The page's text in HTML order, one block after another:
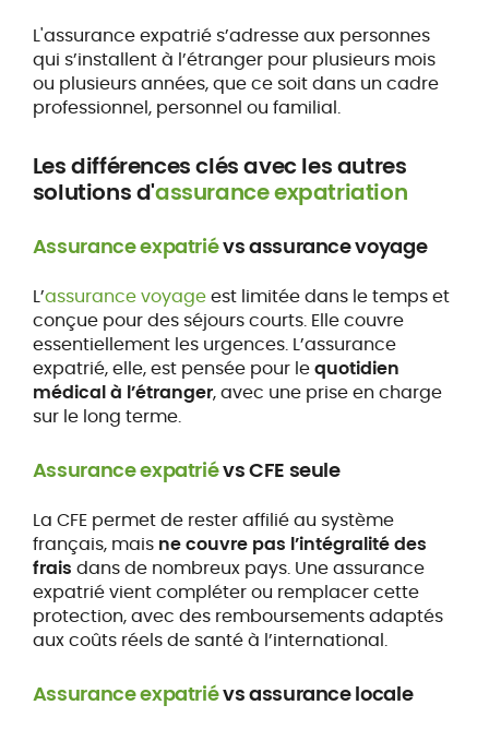
L'assurance expatrié s’adresse aux personnes
qui s’installent à l’étranger pour plusieurs mois
ou plusieurs années, que ce soit dans un cadre
professionnel, personnel ou familial.
Les différences clés avec les autres
solutions d'assurance expatriation
Assurance expatriévs assurance voyage
L’assurance voyageest limitée dans le temps et
conçue pour des séjours courts. Elle couvre
essentiellement les urgences. L’assurance
expatrié, elle, est pensée pour lequotidien
médical à l’étranger, avec une prise en charge
sur le long terme.
Assurance expatriévs CFE seule
La CFE permet de rester affilié au système
français, mais ne couvre pas l’intégralité des
frais dans de nombreux pays. Une assurance
expatrié vient compléter ou remplacer cette
protection, avec des remboursements adaptés
aux coûts réels de santé à l’international.
Assurance expatriévs assurance locale